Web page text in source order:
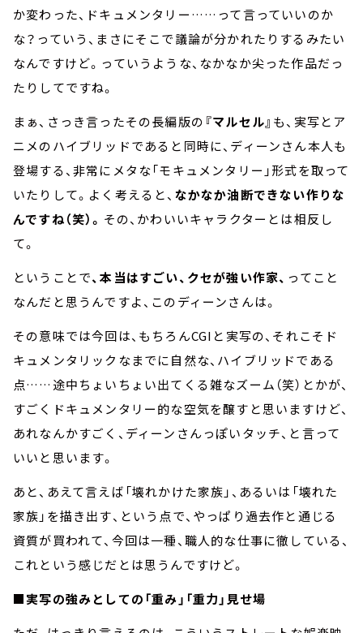
か変わった、ドキュメンタリー……って言っていいのか
な？っていう、まさにそこで議論が分かれたりするみたい
なんですけど。っていうような、なかなか尖った作品だっ
たりしてですね。
まぁ、さっき言ったその長編版の 『マルセル』 も、実写とア
ニメのハイブリッドであると同時に、ディーンさん本人も
登場する、非常にメタな「モキュメンタリー」形式を取って
いたりして。よく考えると、 なかなか油断できない作りな
んですね（笑）。 その、かわいいキャラクターとは相反し
て。
ということで、本当はすごい、クセが強い作家、 ってこと
なんだと思うんですよ、このディーンさんは。
その意味では今回は、もちろんCGIと実写の、それこそド
キュメンタリックなまでに自然な、ハイブリッドである
点……途中ちょいちょい出てくる雑なズーム（笑）とかが、
すごくドキュメンタリー的な空気を醸すと思いますけど、
あれなんかすごく、ディーンさんっぽいタッチ、と言って
いいと思います。
あと、あえて言えば「壊れかけた家族」、あるいは「壊れた
家族」を描き出す、という点で、やっぱり過去作と通じる
資質が買われて、今回は一種、職人的な仕事に徹している、
これという感じだとは思うんですけど。
■実写の強みとしての「重み」「重力」見せ場